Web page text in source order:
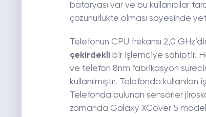
bataryası var ve bu kullanıcılar
çözünürlükte olması sayesinde
Telefonun CPU frekansı 2,0
çekirdekli bir işlemciye sahiptir.
ve telefon 8nm fabrikasyon
kullanılmıştır. Telefonda
Telefonda bulunan sensörler
zamanda Galaxy XCover 5